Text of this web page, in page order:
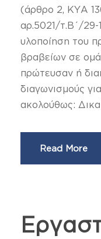
(άρθρο 2, ΚΥΑ
αρ.5021/τ.Β΄/29-
υλοποίηση του
βραβείων σε
πρώτευσαν ή
διαγωνισμούς
ακολούθως:
Read More